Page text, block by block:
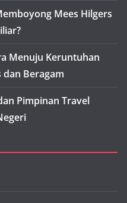
Mees Hilgers
Menuju Keruntuhan
dan Beragam
Pimpinan Travel